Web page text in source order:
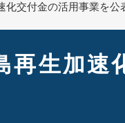
交付金の活用事業を公
再生加速